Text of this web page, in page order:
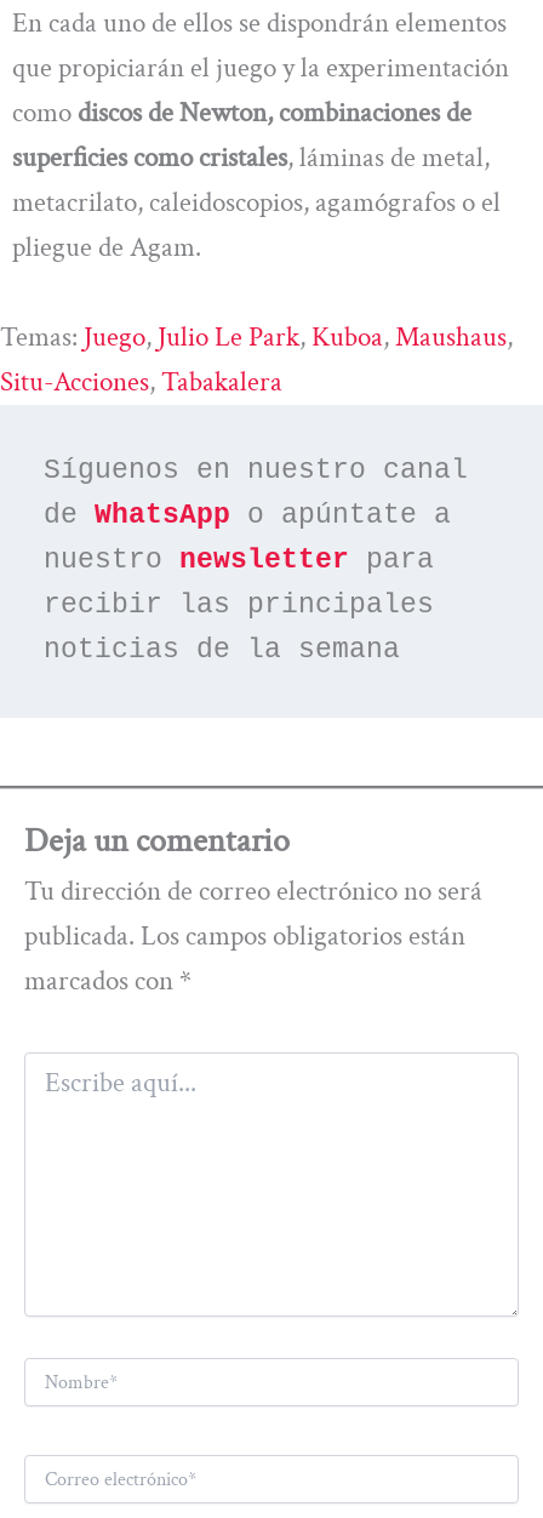
En cada uno de ellos se dispondrán elementos
que propiciarán el juego y la experimentación
como discos de Newton, combinaciones de
superficies como cristales, láminas de metal,
metacrilato, caleidoscopios, agamógrafos o el
pliegue de Agam.
Temas: Juego, Julio Le Park, Kuboa, Maushaus
Situ-Acciones, Tabakalera
Síguenos en nuestro canal
de WhatsApp o apúntate a
nuestro newsletter para
recibir las principales
noticias de la semana
Deja un comentario
Tu dirección de correo electrónico no será
publicada. Los campos obligatorios están
marcados con *
Escribe
aquí...
Nombre*
Correo
electrónico*